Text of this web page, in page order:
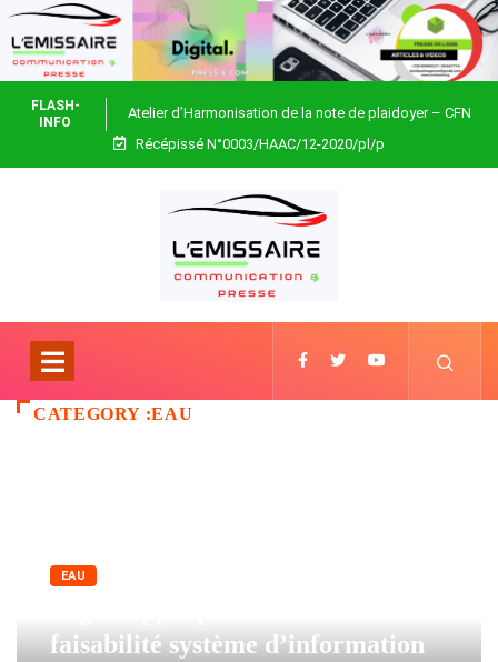
FLASH-
INFO
Atelier d’Harmonisation de la note de plaidoyer – CFN
Togo
Récépissé N°0003/HAAC/12-2020/pl/p
CATEGORY :EAU
EAU
faisabilité système d’information